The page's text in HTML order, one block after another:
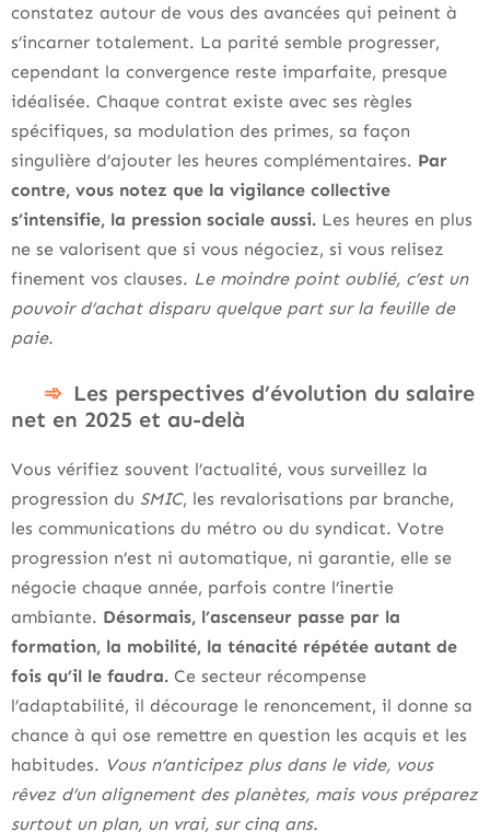
constatez autour de vous des avancées qui peinent à
s’incarner totalement. La parité semble progresser,
cependant la convergence reste imparfaite, presque
idéalisée. Chaque contrat existe avec ses règles
spécifiques, sa modulation des primes, sa façon
singulière d’ajouter les heures complémentaires. Par
contre, vous notez que la vigilance collective
s’intensifie, la pression sociale aussi. Les heures en plus
ne se valorisent que si vous négociez, si vous relisez
finement vos clauses. Le moindre point oublié, c’est un
pouvoir d’achat disparu quelque part sur la feuille de
paie.
Les perspectives d’évolution du salaire
net en 2025 et au-delà
Vous vérifiez souvent l’actualité, vous surveillez la
progression du SMIC, les revalorisations par branche,
les communications du métro ou du syndicat. Votre
progression n’est ni automatique, ni garantie, elle se
négocie chaque année, parfois contre l’inertie
ambiante. Désormais, l’ascenseur passe par la
formation, la mobilité, la ténacité répétée autant de
fois qu’il le faudra. Ce secteur récompense
l’adaptabilité, il décourage le renoncement, il donne sa
chance à qui ose remettre en question les acquis et les
habitudes. Vous n’anticipez plus dans le vide, vous
rêvez d’un alignement des planètes, mais vous préparez
surtout un plan, un vrai, sur cinq ans.